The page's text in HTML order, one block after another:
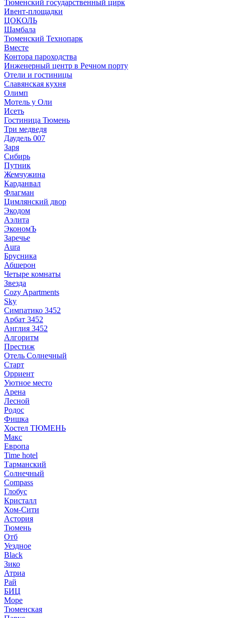
Тюменский государственный цирк
Ивент-площадки
ЦОКОЛЬ
Шамбала
Тюменский Технопарк
Вместе
Контора пароходства
Инженерный центр в Речном порту
Отели и гостиницы
Славянская кухня
Олимп
Мотель у Оли
Исеть
Гостиница Тюмень
Три медведя
Даудель 007
Заря
Сибирь
Путник
Жемчужина
Карданвал
Флагман
Цимлянский двор
Экодом
Аэлита
ЭкономЪ
Заречье
Aura
Брусника
Абшерон
Четыре комнаты
Звезда
Cozy Apartments
Sky
Симпатико 3452
Арбат 3452
Англия 3452
Алгоритм
Престиж
Отель Солнечный
Старт
Орриент
Уютное место
Арена
Лесной
Родос
Фишка
Хостел ТЮМЕНЬ
Макс
Европа
Time hotel
Тарманский
Солнечный
Compass
Глобус
Кристалл
Хом-Сити
Астория
Тюмень
Отб
Уездное
Black
Зико
Атриа
Рай
БИЦ
Море
Тюменская